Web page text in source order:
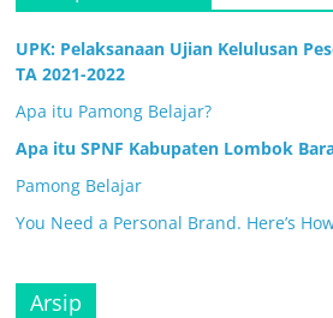
UPK: Pelaksanaan Ujian Kelulusan
TA 2021-2022
Apa itu Pamong Belajar?
Apa itu SPNF Kabupaten Lombok
Pamong Belajar
You Need a Personal Brand. Here’s
Arsip